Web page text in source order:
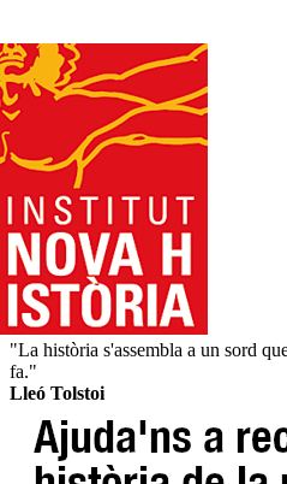
"La història s'assembla a un sord
fa."
Lleó Tolstoi